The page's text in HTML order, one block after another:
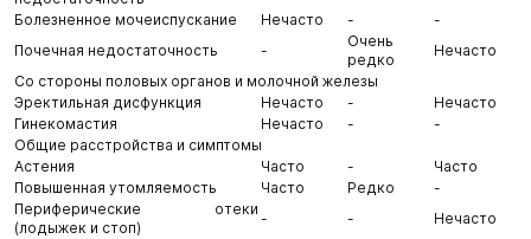
Болезненное мочеиспускание
Нечасто -
-
Почечная недостаточность
-
Очень
редко
Нечасто
Со стороны половых органов и молочной железы
Эректильная дисфункция
Нечасто -
Нечасто
Гинекомастия
Нечасто -
-
Общие расстройства и симптомы
Астения
Часто -
Часто
Повышенная утомляемость
Часто Редко
-
Периферические отеки
(лодыжек и стоп)
- - Нечасто